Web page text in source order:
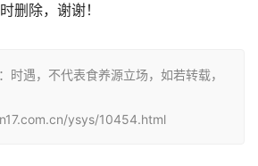
删除，谢谢！
时遇，不代表食养源立场，如若转载，
ysys/10454.html